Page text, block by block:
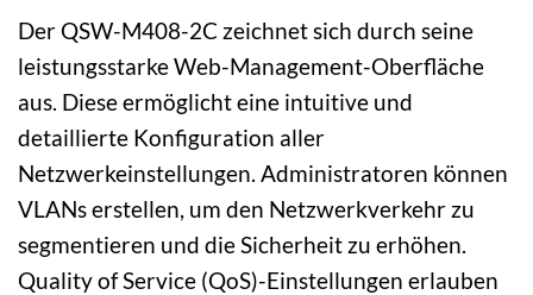
Der QSW-M408-2C zeichnet sich durch seine
leistungsstarke Web-Management-Oberfläche
aus. Diese ermöglicht eine intuitive und
detaillierte Konfiguration aller
Netzwerkeinstellungen. Administratoren können
VLANs erstellen, um den Netzwerkverkehr zu
segmentieren und die Sicherheit zu erhöhen.
Quality of Service (QoS)-Einstellungen erlauben